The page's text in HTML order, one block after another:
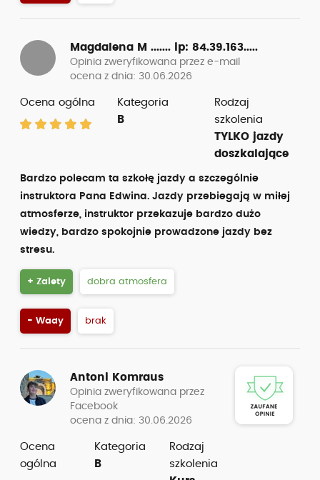
Magdalena M ....... ip: 84.39.163.....
Opinia zweryfikowana przez e-mail
ocena z dnia: 30.06.2026
Ocena ogólna
Kategoria
B
Rodzaj
szkolenia
TYLKO jazdy
doszkalające
Bardzo polecam ta szkołę jazdy a szczególnie
instruktora Pana Edwina. Jazdy przebiegają w miłej
atmosferze, instruktor przekazuje bardzo dużo
wiedzy, bardzo spokojnie prowadzone jazdy bez
stresu.
+ Zalety dobra atmosfera
- Wady brak
Antoni Komraus
Opinia zweryfikowana przez
Facebook
ocena z dnia: 30.06.2026
Ocena
ogólna
Kategoria
B
Rodzaj
szkolenia